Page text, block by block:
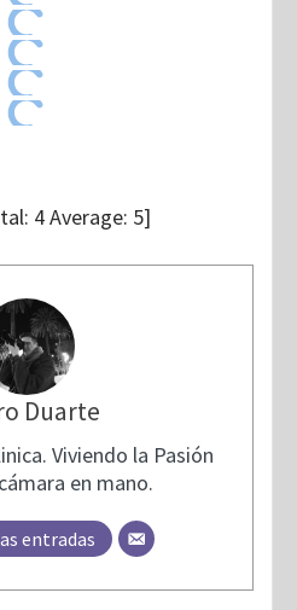
4Average: 5]
Duarte
Viviendo la Pasión
en mano.
entradas